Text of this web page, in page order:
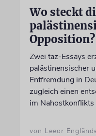
Wo steckt
Opposition?
Zwei taz-Essays
palästinensischer
Entfremdung in
zugleich einen
im
von Leeor